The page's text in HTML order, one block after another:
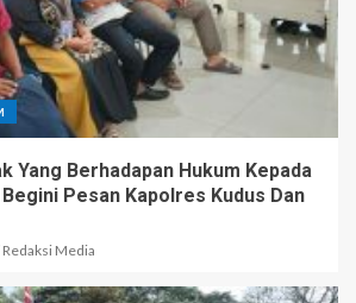
Yang Berhadapan Hukum Kepada
Pesan Kapolres Kudus Dan
Redaksi Media